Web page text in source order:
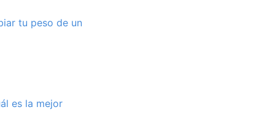
tu peso de un
es la mejor